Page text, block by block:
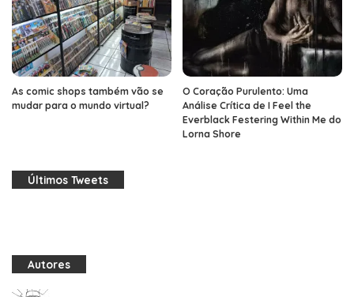
As comic shops também vão se
mudar para o mundo virtual?
O Coração Purulento: Uma
Análise Crítica de I Feel the
Everblack Festering Within Me do
Lorna Shore
Últimos Tweets
Autores